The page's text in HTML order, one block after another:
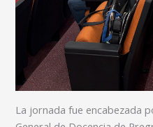
La jornada fue encabezada